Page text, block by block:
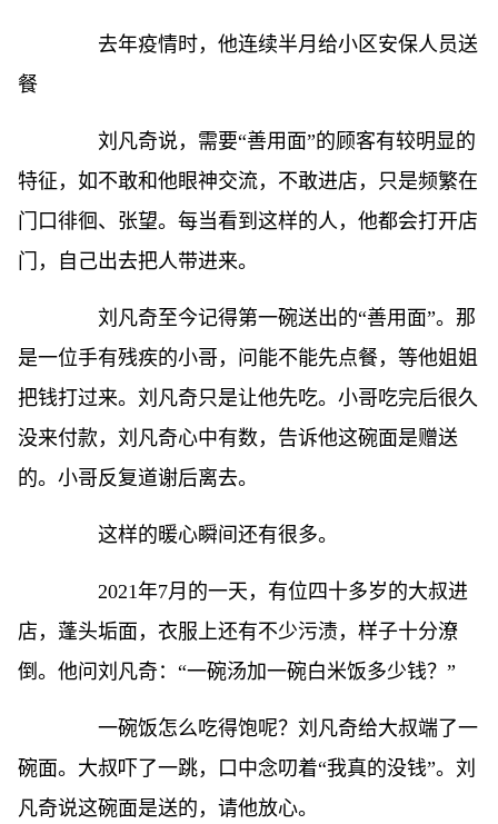
去年疫情时，他连续半月给小区安保人员送
餐
刘凡奇说，需要“善用面”的顾客有较明显的
特征，如不敢和他眼神交流，不敢进店，只是频繁在
门口徘徊、张望。每当看到这样的人，他都会打开店
门，自己出去把人带进来。
刘凡奇至今记得第一碗送出的“善用面”。那
是一位手有残疾的小哥，问能不能先点餐，等他姐姐
把钱打过来。刘凡奇只是让他先吃。小哥吃完后很久
没来付款，刘凡奇心中有数，告诉他这碗面是赠送
的。小哥反复道谢后离去。
这样的暖心瞬间还有很多。
2021年7月的一天，有位四十多岁的大叔进
店，蓬头垢面，衣服上还有不少污渍，样子十分潦
倒。他问刘凡奇：“一碗汤加一碗白米饭多少钱？”
一碗饭怎么吃得饱呢？刘凡奇给大叔端了一
碗面。大叔吓了一跳，口中念叨着“我真的没钱”。刘
凡奇说这碗面是送的，请他放心。